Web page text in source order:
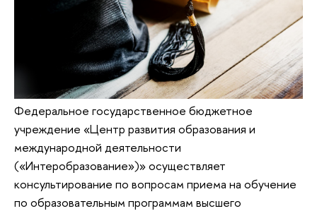
Федеральное государственное бюджетное
учреждение «Центр развития образования и
международной деятельности
(«Интеробразование»)» осуществляет
консультирование по вопросам приема на обучение
по образовательным программам высшего